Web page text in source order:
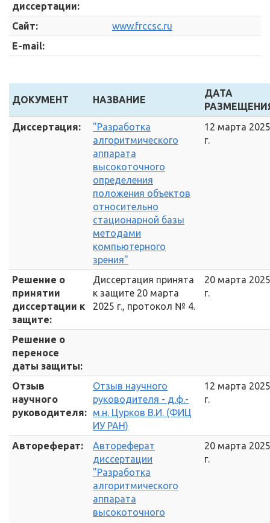
диссертации:
Сайт:
www.frccsc.ru
E-mail:
ДОКУМЕНТ НАЗВАНИЕ
ДАТА
Диссертация:
"Разработка
алгоритмического
аппарата
высокоточного
определения
положения объектов
относительно
стационарной базы
методами
компьютерного
зрения"
12 марта 2025
г.
Решение о
принятии
диссертации к
защите:
Диссертация принята
к защите 20 марта
2025 г., протокол № 4.
20 марта 2025
г.
Решение о
переносе
даты защиты:
Отзыв
научного
руководителя:
Отзыв научного
руководителя - д.ф.-
м.н. Цурков В.И. (ФИЦ
ИУ РАН)
12 марта 2025
г.
Автореферат:
Автореферат
диссертации
"Разработка
алгоритмического
аппарата
высокоточного
20 марта 2025
г.